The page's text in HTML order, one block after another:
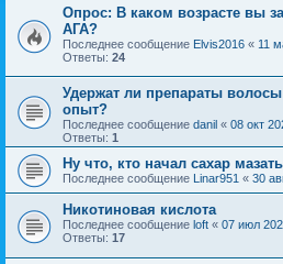
Опрос: В каком возрасте вы
АГА?
Последнее сообщение Elvis2016 « 11
Ответы: 24
Удержат ли препараты
опыт?
Последнее сообщение danil « 08 окт
Ответы: 1
Ну что, кто начал сахар
Последнее сообщение Linar951 « 30
Никотиновая кислота
Последнее сообщение loft « 07 июл
Ответы: 17